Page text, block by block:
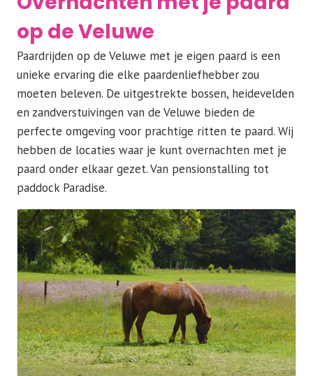
op de Veluwe
Paardrijden op de Veluwe met je eigen paard is een
unieke ervaring die elke paardenliefhebber zou
moeten beleven. De uitgestrekte bossen, heidevelden
en zandverstuivingen van de Veluwe bieden de
perfecte omgeving voor prachtige ritten te paard. Wij
hebben de locaties waar je kunt overnachten met je
paard onder elkaar gezet. Van pensionstalling tot
paddock Paradise.